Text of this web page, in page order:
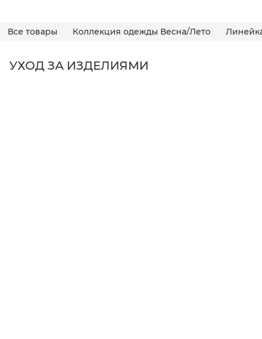
Все товары Коллекция одежды Весна/Лето
УХОД ЗА ИЗДЕЛИЯМИ